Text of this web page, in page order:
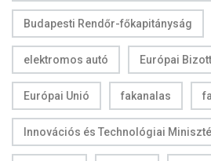
Budapesti Rendőr-főkapitányság
elektromos autó Európai
Európai Unió fakanalas
Innovációs és Technológiai